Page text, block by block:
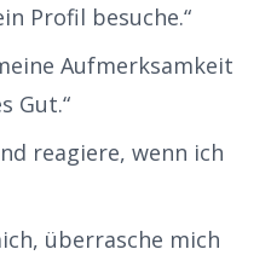
Profil besuche.“
Aufmerksamkeit
Gut.“
reagiere, wenn ich
überrasche mich